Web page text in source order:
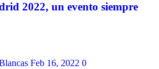
2022, un evento siempre
Feb 16, 2022 0